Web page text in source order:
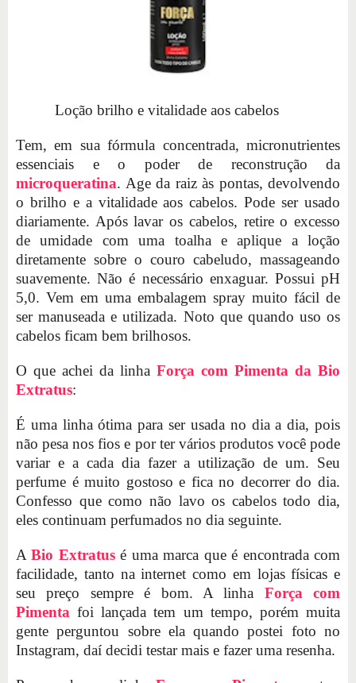
Loção brilho e vitalidade aos cabelos
Tem, em sua fórmula concentrada, micronutrientes
essenciais e o poder de reconstrução da
microqueratina. Age da raiz às pontas, devolvendo
o brilho e a vitalidade aos cabelos. Pode ser usado
diariamente. Após lavar os cabelos, retire o excesso
de umidade com uma toalha e aplique a loção
diretamente sobre o couro cabeludo, massageando
suavemente. Não é necessário enxaguar. Possui pH
5,0. Vem em uma embalagem spray muito fácil de
ser manuseada e utilizada. Noto que quando uso os
cabelos ficam bem brilhosos.
O que achei da linha Força com Pimenta da Bio
Extratus:
É uma linha ótima para ser usada no dia a dia, pois
não pesa nos fios e por ter vários produtos você pode
variar e a cada dia fazer a utilização de um. Seu
perfume é muito gostoso e fica no decorrer do dia.
Confesso que como não lavo os cabelos todo dia,
eles continuam perfumados no dia seguinte.
ABio Extratusé uma marca que é encontrada com
facilidade, tanto na internet como em lojas físicas e
seu preço sempre é bom. A linha Força com
Pimenta foi lançada tem um tempo, porém muita
gente perguntou sobre ela quando postei foto no
Instagram, daí decidi testar mais e fazer uma resenha.